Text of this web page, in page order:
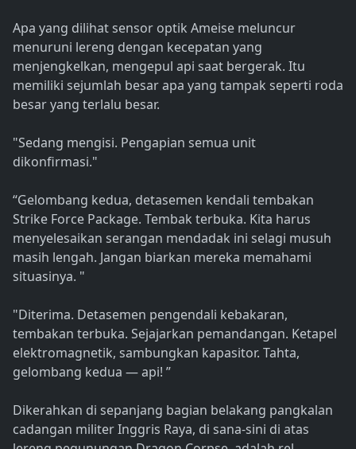
Apa yang dilihat sensor optik Ameise meluncur
menuruni lereng dengan kecepatan yang
menjengkelkan, mengepul api saat bergerak. Itu
memiliki sejumlah besar apa yang tampak seperti roda
besar yang terlalu besar.
"Sedang mengisi. Pengapian semua unit
dikonfirmasi."
“Gelombang kedua, detasemen kendali tembakan
Strike Force Package. Tembak terbuka. Kita harus
menyelesaikan serangan mendadak ini selagi musuh
masih lengah. Jangan biarkan mereka memahami
situasinya. "
"Diterima. Detasemen pengendali kebakaran,
tembakan terbuka. Sejajarkan pemandangan. Ketapel
elektromagnetik, sambungkan kapasitor. Tahta,
gelombang kedua — api! ”
Dikerahkan di sepanjang bagian belakang pangkalan
cadangan militer Inggris Raya, di sana-sini di atas